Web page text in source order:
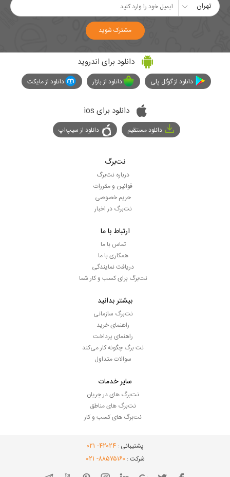
تهران
مشترک شوید
دانلود برای اندروید
دانلود از گوگل پلی دانلود از بازار دانلود از مایکت
دانلود برای ios
دانلود مستقیم دانلود از سیپ‌اپ
نت‌برگ
درباره نت‌برگ
قوانین و مقررات
حریم خصوصی
نت‌برگ در اخبار
ارتباط با ما
تماس با ما
همکاری با ما
دریافت نمایندگی
نت‌برگ برای کسب و کار شما
بیشتر بدانید
نت‌برگ سازمانی
راهنمای خرید
راهنمای پرداخت
نت برگ چگونه کار می‌کند
سوالات متداول
سایر خدمات
نت‌برگ های در جریان
نت‌برگ های مناطق
نت‌برگ های کسب و کار
پشتیبانی : ۴۲۰۲۴- ۰۲۱
شرکت : ۸۸۵۷۵۱۶۰- ۰۲۱